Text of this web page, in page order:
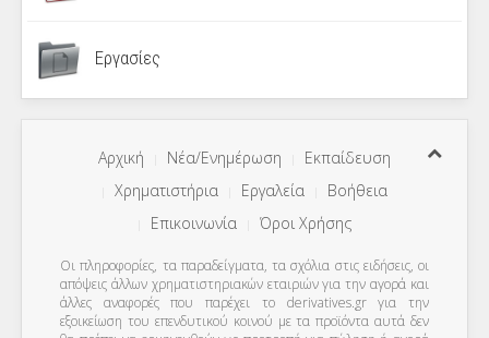
Εργασίες
Αρχική Νέα/Ενημέρωση
Εκπαίδευση
Χρηματιστήρια
Εργαλεία
Βοήθεια
Επικοινωνία
Όροι Χρήσης
Οι πληροφορίες, τα παραδείγματα, τα σχόλια στις ειδήσεις, οι
απόψεις άλλων χρηματιστηριακών εταιριών για την αγορά και
άλλες αναφορές που παρέχει το derivatives.gr για την
εξοικείωση του επενδυτικού κοινού με τα προϊόντα αυτά δεν